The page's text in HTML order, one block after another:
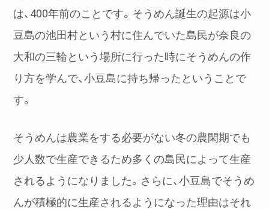
は、400年前のことです。そうめん誕生の起源は小
豆島の池田村という村に住んでいた島民が奈良の
大和の三輪という場所に行った時にそうめんの作
り方を学んで、小豆島に持ち帰ったということで
す。
そうめんは農業をする必要がない冬の農閑期でも
少人数で生産できるため多くの島民によって生産
されるようになりました。さらに、小豆島でそうめ
んが積極的に生産されるようになった理由はそれ